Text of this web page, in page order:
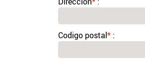
Codigo postal* :